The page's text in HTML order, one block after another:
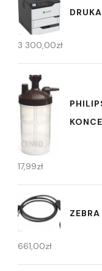
3 300,00zł
17,99zł
661,00zł